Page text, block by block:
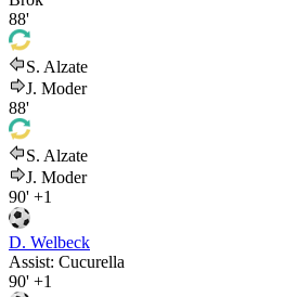
88'
S. Alzate
J. Moder
88'
S. Alzate
J. Moder
90' +1
D. Welbeck
Assist: Cucurella
90' +1